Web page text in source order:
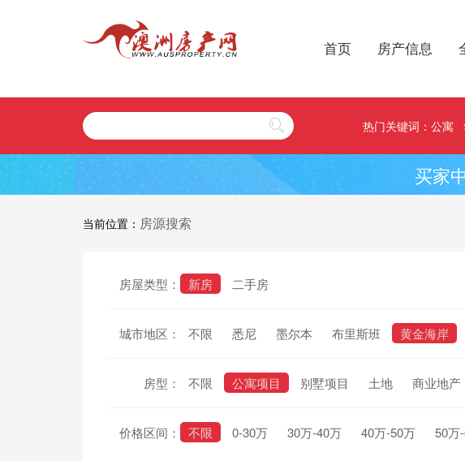
首页 房产信息
热门关键词： 公寓
买家
当前位置： 房源搜索
房屋类型： 新房 二手房
城市地区： 不限 悉尼 墨尔本 布里斯班 黄金海岸
房型： 不限 公寓项目 别墅项目 土地 商业地产
价格区间： 不限 0-30万 30万-40万 40万-50万 50万